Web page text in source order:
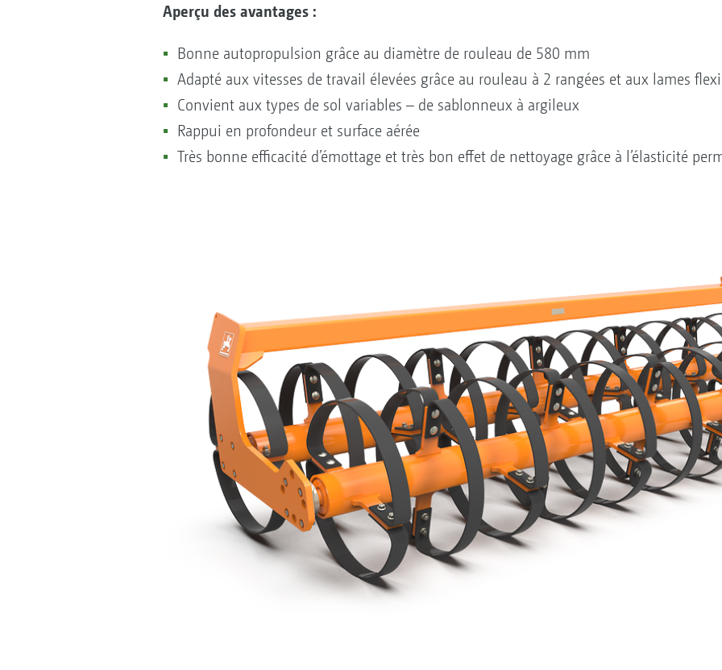
Aperçu des avantages :
Bonne autopropulsion grâce au diamètre de rouleau de 580 mm
Adapté aux vitesses de travail élevées grâce au rouleau à 2 rangées et aux lames
Convient aux types de sol variables – de sablonneux à argileux
Rappui en profondeur et surface aérée
Très bonne efficacité d’émottage et très bon effet de nettoyage grâce à l’élasticité